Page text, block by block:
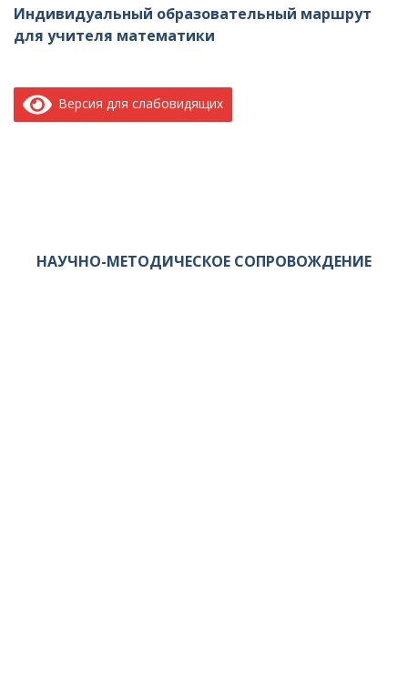
Индивидуальный образовательный маршрут
для учителя математики
Версия для слабовидящих
НАУЧНО-МЕТОДИЧЕСКОЕ СОПРОВОЖДЕНИЕ